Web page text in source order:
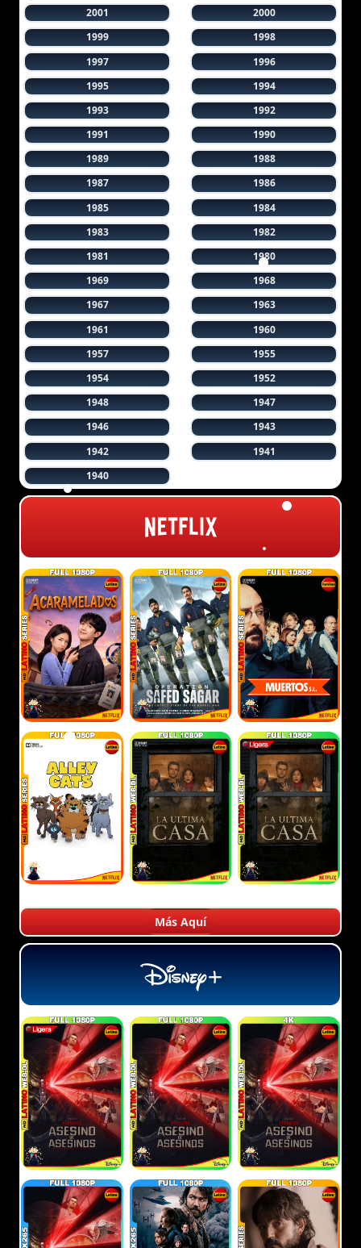
2001
2000
1999
1998
1997
1996
1995
1994
1993
1992
1991
1990
1989
1988
1987
1986
1985
1984
1983
1982
1981
1980
1969
1968
1967
1963
1961
1960
1957
1955
1954
1952
1948
1947
1946
1943
1942
1941
1940
Más Aquí